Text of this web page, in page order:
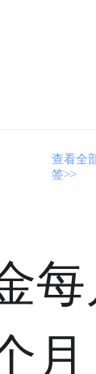
查看全
签>>
每
月